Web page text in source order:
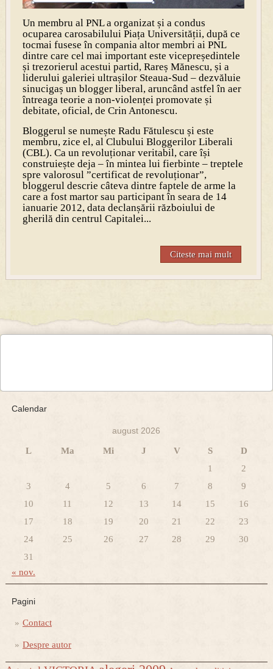
Un membru al PNL a organizat și a condus
ocuparea carosabilului Piața Universității, după ce
tocmai fusese în compania altor membri ai PNL
dintre care cel mai important este vicepreședintele
și trezorierul acestui partid, Rareș Mănescu, și a
liderului galeriei ultrașilor Steaua-Sud – dezvăluie
sinucigaș un blogger liberal, aruncând astfel în aer
întreaga teorie a non-violenței promovate și
debitate, oficial, de Crin Antonescu.
Bloggerul se numește Radu Fătulescu și este
membru, zice el, al Clubului Bloggerilor Liberali
(CBL). Ca un revoluționar veritabil, care își
construiește deja – în mintea lui fierbinte – treptele
spre valorosul ”certificat de revoluționar”,
bloggerul descrie câteva dintre faptele de arme la
care a fost martor sau participant în seara de 14
ianuarie 2012, data declanșării războiului de
gherilă din centrul Capitalei...
Citeste mai mult
Calendar
august 2026
L Ma Mi J V S
D
1
2
3
4 5 6 7 8
9
10
11 12 13 14 15
16
17
18 19 20 21 22
23
24
25 26 27 28 29
30
31
« nov.
Pagini
Contact
Despre autor